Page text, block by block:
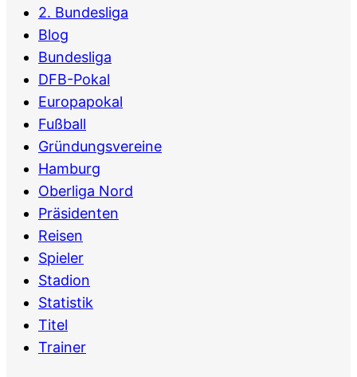
2. Bundesliga
Blog
Bundesliga
DFB-Pokal
Europapokal
Fußball
Gründungsvereine
Hamburg
Oberliga Nord
Präsidenten
Reisen
Spieler
Stadion
Statistik
Titel
Trainer